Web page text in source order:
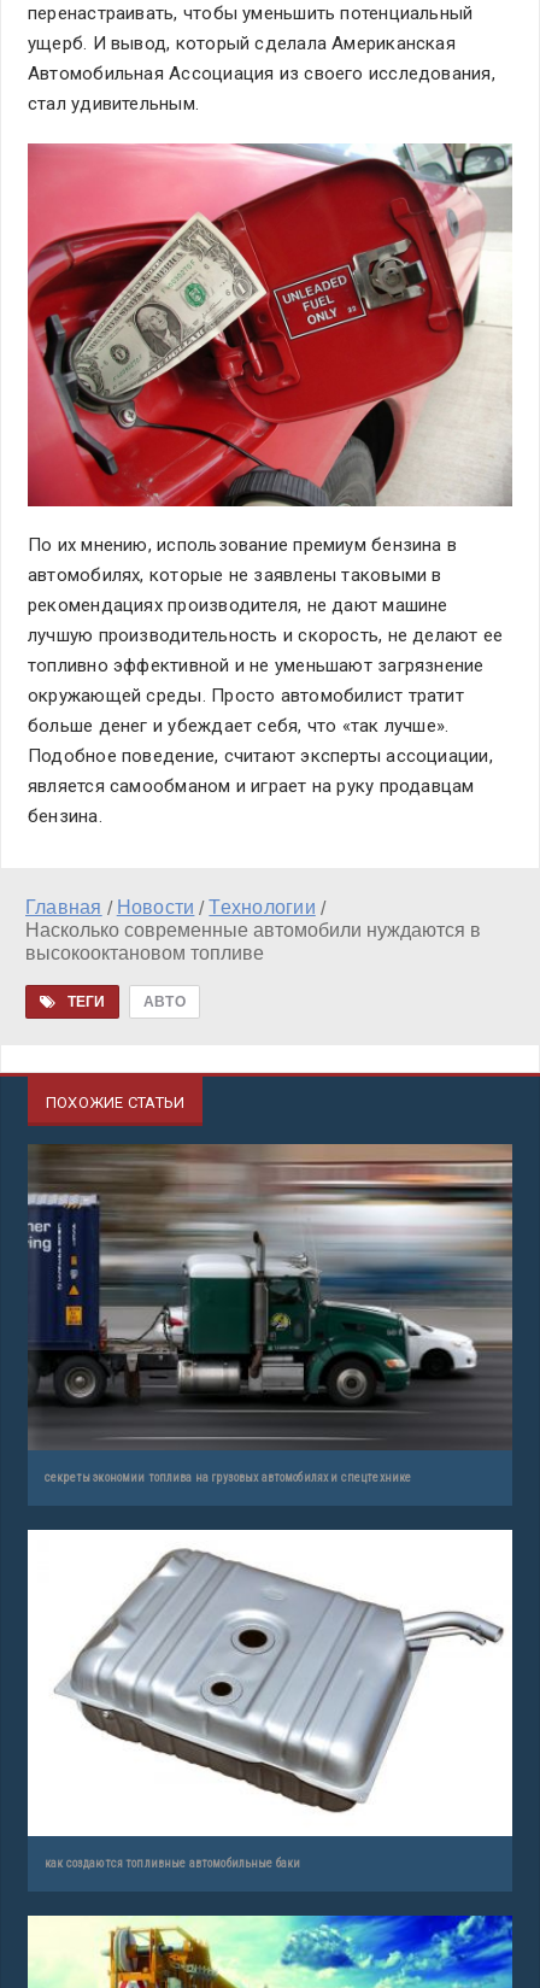
перенастраивать, чтобы уменьшить потенциальный
ущерб. И вывод, который сделала Американская
Автомобильная Ассоциация из своего исследования,
стал удивительным.
По их мнению, использование премиум бензина в
автомобилях, которые не заявлены таковыми в
рекомендациях производителя, не дают машине
лучшую производительность и скорость, не делают ее
топливно эффективной и не уменьшают загрязнение
окружающей среды. Просто автомобилист тратит
больше денег и убеждает себя, что «так лучше».
Подобное поведение, считают эксперты ассоциации,
является самообманом и играет на руку продавцам
бензина.
Главная / Новости /Технологии /
Насколько современные автомобили нуждаются в
высокооктановом топливе
ТЕГИ АВТО
ПОХОЖИЕ СТАТЬИ
секреты экономии топлива на грузовых автомобилях и спецтехнике
как создаются топливные автомобильные баки